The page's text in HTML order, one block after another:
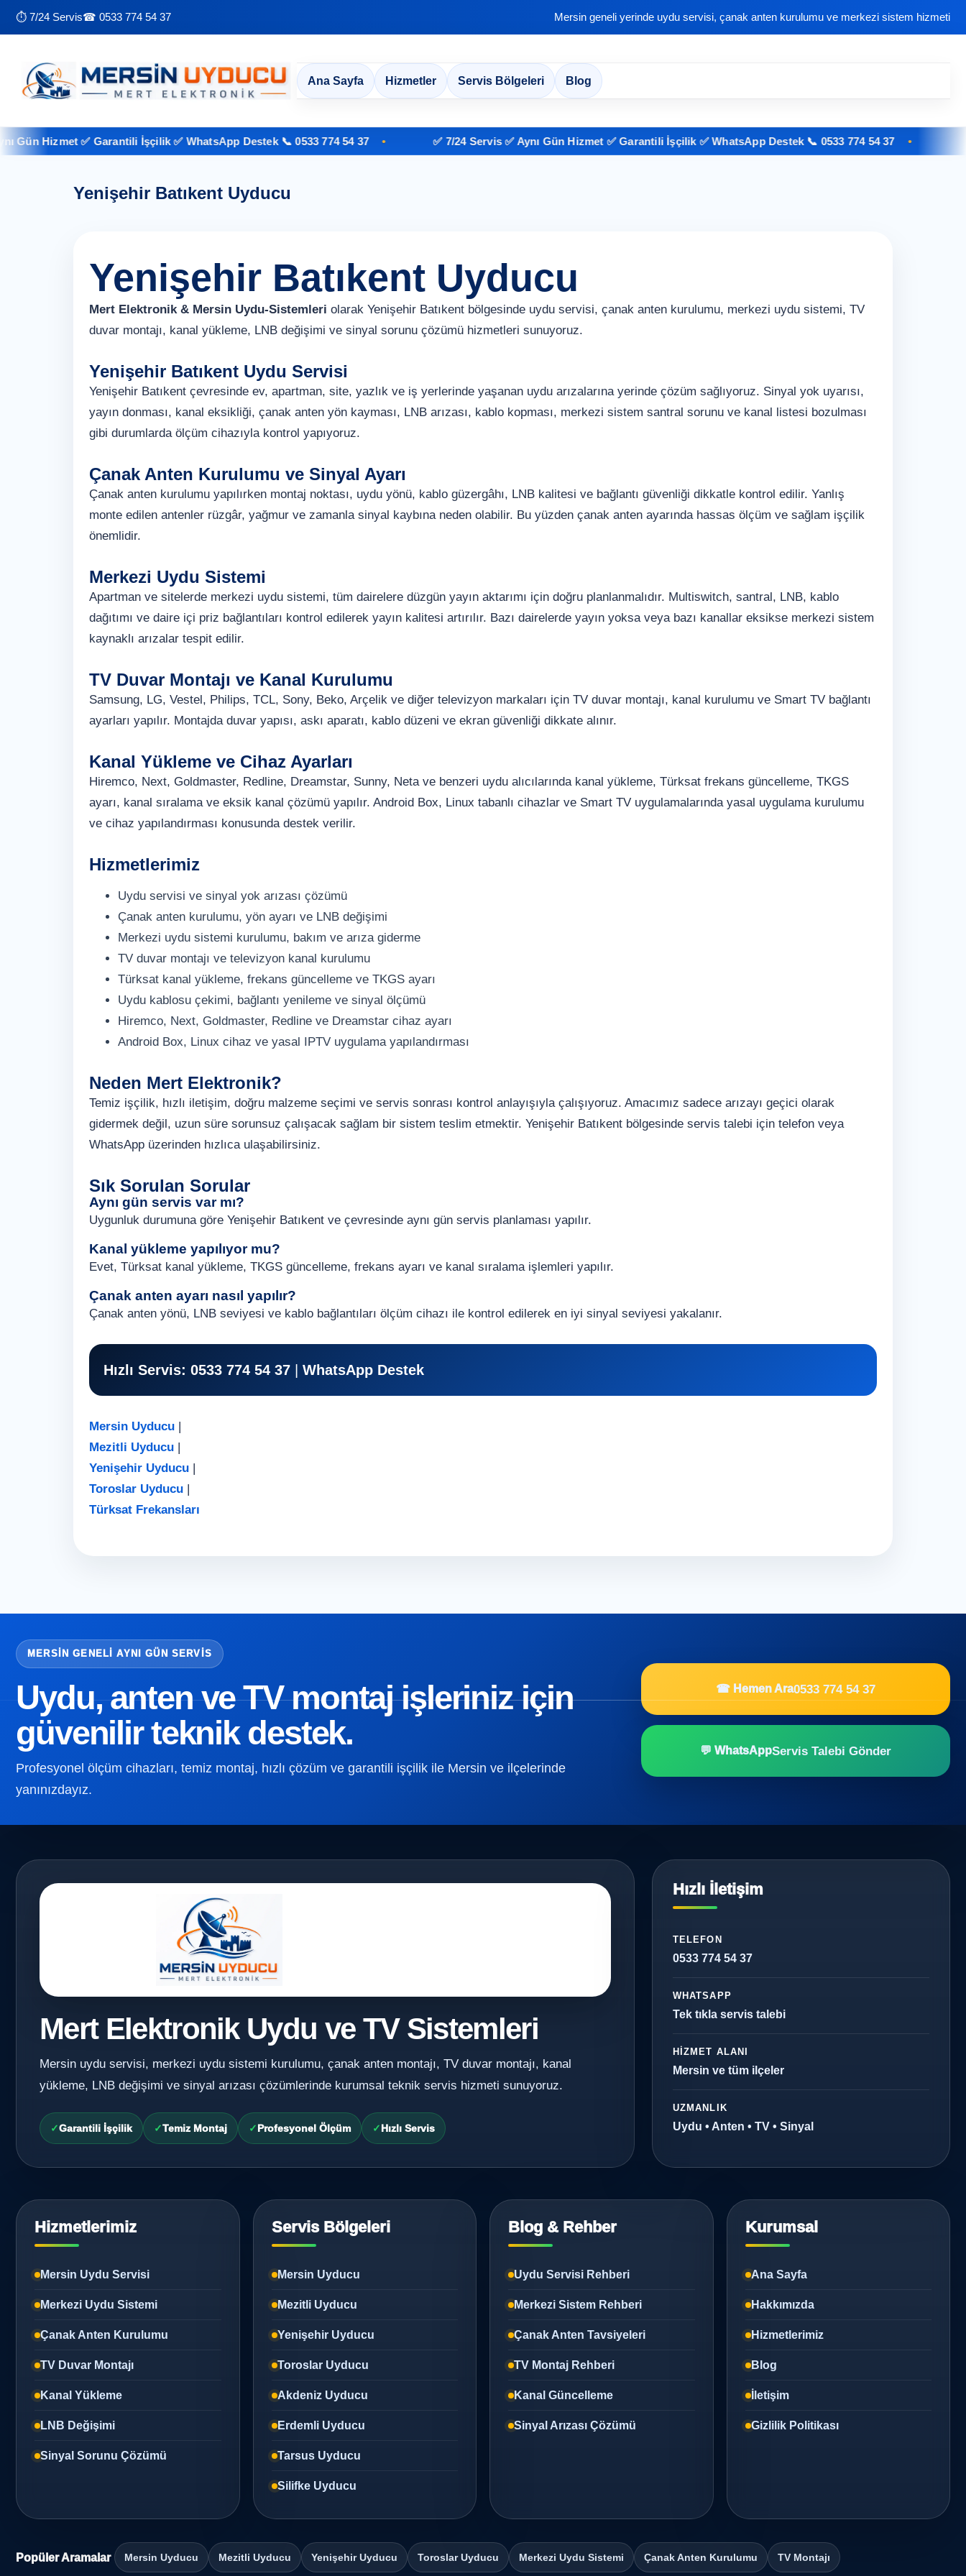
⏱ 7/24 Servis☎ 0533 774 54 37 Mersin geneli yerinde uydu servisi, çanak anten kurulumu ve merkezi sistem hizmeti
Ana Sayfa Hizmetler Servis Bölgeleri Blog
Hizmet ✅ Garantili İşçilik ✅ WhatsApp Destek 📞 0533 774 54 37 ✅ 7/24 Servis ✅ Aynı Gün Hizmet ✅ Garantili İşçilik ✅ WhatsApp Destek 📞 0533 774 54 37
Yenişehir Batıkent Uyducu
Yenişehir Batıkent Uyducu
Mert Elektronik & Mersin Uydu-Sistemleri olarak Yenişehir Batıkent bölgesinde uydu servisi, çanak anten kurulumu, merkezi uydu sistemi, TV
duvar montajı, kanal yükleme, LNB değişimi ve sinyal sorunu çözümü hizmetleri sunuyoruz.
Yenişehir Batıkent Uydu Servisi
Yenişehir Batıkent çevresinde ev, apartman, site, yazlık ve iş yerlerinde yaşanan uydu arızalarına yerinde çözüm sağlıyoruz. Sinyal yok uyarısı,
yayın donması, kanal eksikliği, çanak anten yön kayması, LNB arızası, kablo kopması, merkezi sistem santral sorunu ve kanal listesi bozulması
gibi durumlarda ölçüm cihazıyla kontrol yapıyoruz.
Çanak Anten Kurulumu ve Sinyal Ayarı
Çanak anten kurulumu yapılırken montaj noktası, uydu yönü, kablo güzergâhı, LNB kalitesi ve bağlantı güvenliği dikkatle kontrol edilir. Yanlış
monte edilen antenler rüzgâr, yağmur ve zamanla sinyal kaybına neden olabilir. Bu yüzden çanak anten ayarında hassas ölçüm ve sağlam işçilik
önemlidir.
Merkezi Uydu Sistemi
Apartman ve sitelerde merkezi uydu sistemi, tüm dairelere düzgün yayın aktarımı için doğru planlanmalıdır. Multiswitch, santral, LNB, kablo
dağıtımı ve daire içi priz bağlantıları kontrol edilerek yayın kalitesi artırılır. Bazı dairelerde yayın yoksa veya bazı kanallar eksikse merkezi sistem
kaynaklı arızalar tespit edilir.
TV Duvar Montajı ve Kanal Kurulumu
Samsung, LG, Vestel, Philips, TCL, Sony, Beko, Arçelik ve diğer televizyon markaları için TV duvar montajı, kanal kurulumu ve Smart TV bağlantı
ayarları yapılır. Montajda duvar yapısı, askı aparatı, kablo düzeni ve ekran güvenliği dikkate alınır.
Kanal Yükleme ve Cihaz Ayarları
Hiremco, Next, Goldmaster, Redline, Dreamstar, Sunny, Neta ve benzeri uydu alıcılarında kanal yükleme, Türksat frekans güncelleme, TKGS
ayarı, kanal sıralama ve eksik kanal çözümü yapılır. Android Box, Linux tabanlı cihazlar ve Smart TV uygulamalarında yasal uygulama kurulumu
ve cihaz yapılandırması konusunda destek verilir.
Hizmetlerimiz
Uydu servisi ve sinyal yok arızası çözümü
Çanak anten kurulumu, yön ayarı ve LNB değişimi
Merkezi uydu sistemi kurulumu, bakım ve arıza giderme
TV duvar montajı ve televizyon kanal kurulumu
Türksat kanal yükleme, frekans güncelleme ve TKGS ayarı
Uydu kablosu çekimi, bağlantı yenileme ve sinyal ölçümü
Hiremco, Next, Goldmaster, Redline ve Dreamstar cihaz ayarı
Android Box, Linux cihaz ve yasal IPTV uygulama yapılandırması
Neden Mert Elektronik?
Temiz işçilik, hızlı iletişim, doğru malzeme seçimi ve servis sonrası kontrol anlayışıyla çalışıyoruz. Amacımız sadece arızayı geçici olarak
gidermek değil, uzun süre sorunsuz çalışacak sağlam bir sistem teslim etmektir. Yenişehir Batıkent bölgesinde servis talebi için telefon veya
WhatsApp üzerinden hızlıca ulaşabilirsiniz.
Sık Sorulan Sorular
Aynı gün servis var mı?
Uygunluk durumuna göre Yenişehir Batıkent ve çevresinde aynı gün servis planlaması yapılır.
Kanal yükleme yapılıyor mu?
Evet, Türksat kanal yükleme, TKGS güncelleme, frekans ayarı ve kanal sıralama işlemleri yapılır.
Çanak anten ayarı nasıl yapılır?
Çanak anten yönü, LNB seviyesi ve kablo bağlantıları ölçüm cihazı ile kontrol edilerek en iyi sinyal seviyesi yakalanır.
Hızlı Servis: 0533 774 54 37 WhatsApp Destek
Mersin Uyducu |
Mezitli Uyducu |
Yenişehir Uyducu |
Toroslar Uyducu |
Türksat Frekansları
MERSIN GENELI AYNI GÜN SERVIS
Uydu, anten ve TV montaj işleriniz için
güvenilir teknik destek.
Profesyonel ölçüm cihazları, temiz montaj, hızlı çözüm ve garantili işçilik ile Mersin ve ilçelerinde
yanınızdayız.
☎ Hemen Ara0533 774 54 37
💬 WhatsAppServis Talebi Gönder
Mert Elektronik Uydu ve TV Sistemleri
Mersin uydu servisi, merkezi uydu sistemi kurulumu, çanak anten montajı, TV duvar montajı, kanal
yükleme, LNB değişimi ve sinyal arızası çözümlerinde kurumsal teknik servis hizmeti sunuyoruz.
Garantili İşçilik Temiz Montaj Profesyonel Ölçüm Hızlı Servis
Hızlı İletişim
TELEFON
0533 774 54 37
WHATSAPP
Tek tıkla servis talebi
HIZMET ALANI
Mersin ve tüm ilçeler
UZMANLIK
Uydu • Anten • TV • Sinyal
Hizmetlerimiz
Mersin Uydu Servisi
Merkezi Uydu Sistemi
Çanak Anten Kurulumu
TV Duvar Montajı
Kanal Yükleme
LNB Değişimi
Sinyal Sorunu Çözümü
Servis Bölgeleri
Mersin Uyducu
Mezitli Uyducu
Yenişehir Uyducu
Toroslar Uyducu
Akdeniz Uyducu
Erdemli Uyducu
Tarsus Uyducu
Silifke Uyducu
Blog & Rehber
Uydu Servisi Rehberi
Merkezi Sistem Rehberi
Çanak Anten Tavsiyeleri
TV Montaj Rehberi
Kanal Güncelleme
Sinyal Arızası Çözümü
Kurumsal
Ana Sayfa
Hakkımızda
Hizmetlerimiz
Blog
İletişim
Gizlilik Politikası
Popüler Aramalar Mersin Uyducu Mezitli Uyducu Yenişehir Uyducu Toroslar Uyducu Merkezi Uydu Sistemi Çanak Anten Kurulumu TV Montajı